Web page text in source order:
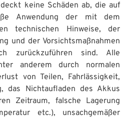
keine Schäden ab, die auf
Anwendung der mit dem
technischen Hinweise, der
und der Vorsichtsmaßnahmen
zurückzuführen sind. Alle
anderem durch normalen
von Teilen, Fahrlässigkeit,
das Nichtaufladen des Akkus
Zeitraum, falsche Lagerung
etc.), unsachgemäßer